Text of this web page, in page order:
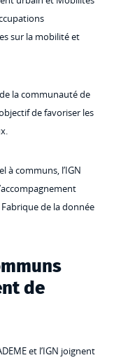
sur la mobilité et
la communauté de
de favoriser les
à communs, l’IGN
de la donnée
de
et l’IGN joignent